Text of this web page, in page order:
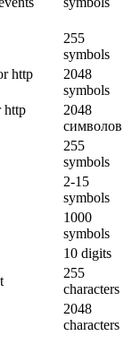
255
symbols
http
2048
symbols
http
2048
символов
255
symbols
2-15
symbols
1000
symbols
10 digits
255
characters
2048
characters